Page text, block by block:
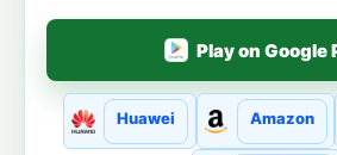
Play on Google
Huawei Amazon